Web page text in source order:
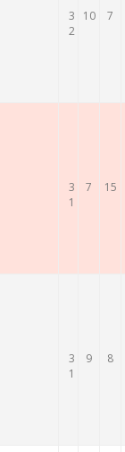
3
2
10 7
3
1
7 15
3
1
9 8